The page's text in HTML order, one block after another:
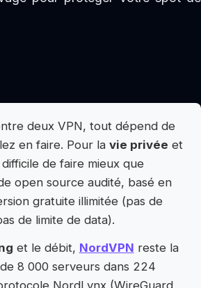
deux VPN, tout dépend de
en faire. Pour la vie privée et
de faire mieux que
open source audité, basé en
gratuite illimitée (pas de
de limite de data).
et le débit, NordVPN reste la
8 000 serveurs dans 224